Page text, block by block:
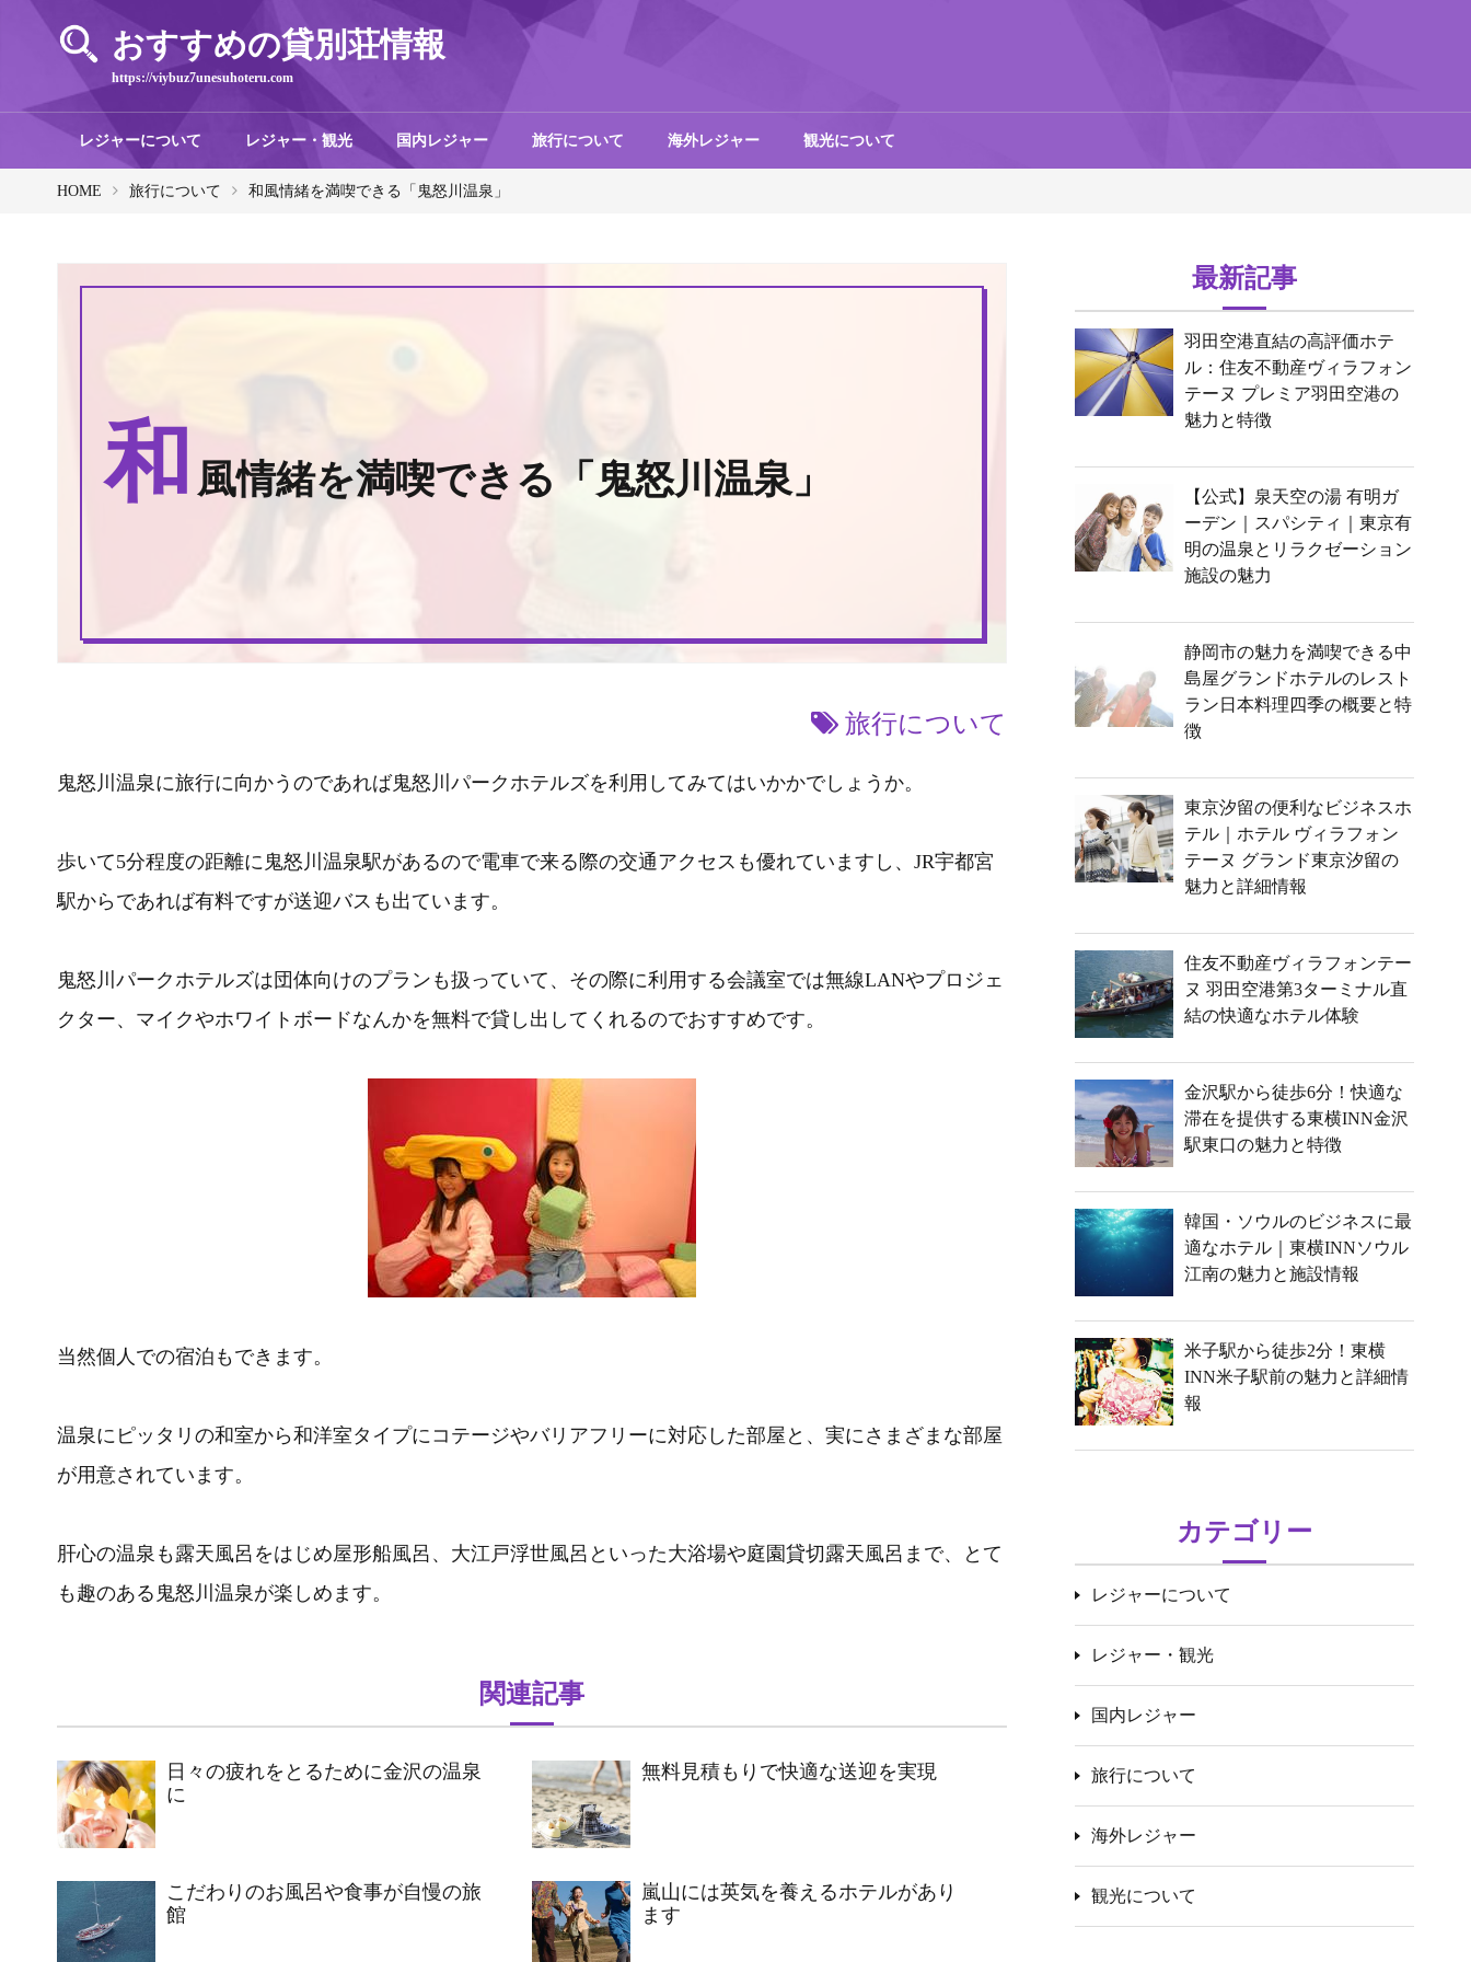
おすすめの貸別荘情報
https://viybuz7unesuhoteru.com
レジャーについて レジャー・観光 国内レジャー 旅行について 海外レジャー 観光について
HOME 旅行について 和風情緒を満喫できる「鬼怒川温泉」
和 風情緒を満喫できる「鬼怒川温泉」
旅行について
鬼怒川温泉に旅行に向かうのであれば鬼怒川パークホテルズを利用してみてはいかかでしょうか。
歩いて5分程度の距離に鬼怒川温泉駅があるので電車で来る際の交通アクセスも優れていますし、JR宇都宮
駅からであれば有料ですが送迎バスも出ています。
鬼怒川パークホテルズは団体向けのプランも扱っていて、その際に利用する会議室では無線LANやプロジェ
クター、マイクやホワイトボードなんかを無料で貸し出してくれるのでおすすめです。
当然個人での宿泊もできます。
温泉にピッタリの和室から和洋室タイプにコテージやバリアフリーに対応した部屋と、実にさまざまな部屋
が用意されています。
肝心の温泉も露天風呂をはじめ屋形船風呂、大江戸浮世風呂といった大浴場や庭園貸切露天風呂まで、とて
も趣のある鬼怒川温泉が楽しめます。
関連記事
日々の疲れをとるために金沢の温泉
に
無料見積もりで快適な送迎を実現
こだわりのお風呂や食事が自慢の旅
館
嵐山には英気を養えるホテルがあり
ます
最新記事
羽田空港直結の高評価ホテ
ル：住友不動産ヴィラフォン
テーヌ プレミア羽田空港の
魅力と特徴
【公式】泉天空の湯 有明ガ
ーデン｜スパシティ｜東京有
明の温泉とリラクゼーション
施設の魅力
静岡市の魅力を満喫できる中
島屋グランドホテルのレスト
ラン日本料理四季の概要と特
徴
東京汐留の便利なビジネスホ
テル｜ホテル ヴィラフォン
テーヌ グランド東京汐留の
魅力と詳細情報
住友不動産ヴィラフォンテー
ヌ 羽田空港第3ターミナル直
結の快適なホテル体験
金沢駅から徒歩6分！快適な
滞在を提供する東横INN金沢
駅東口の魅力と特徴
韓国・ソウルのビジネスに最
適なホテル｜東横INNソウル
江南の魅力と施設情報
米子駅から徒歩2分！東横
INN米子駅前の魅力と詳細情
報
カテゴリー
レジャーについて
レジャー・観光
国内レジャー
旅行について
海外レジャー
観光について